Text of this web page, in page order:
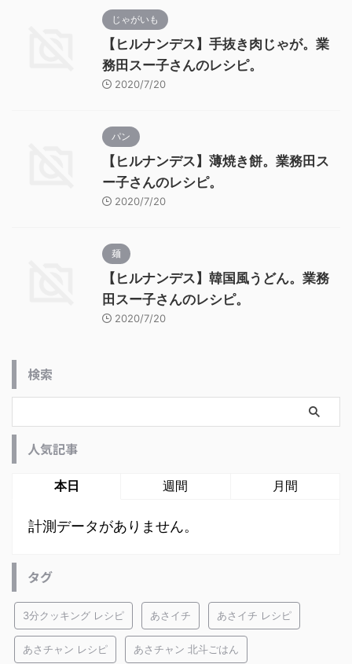
じゃがいも
【ヒルナンデス】手抜き肉じゃが。業
務田スー子さんのレシピ。
2020/7/20
パン
【ヒルナンデス】薄焼き餅。業務田ス
ー子さんのレシピ。
2020/7/20
麺
【ヒルナンデス】韓国風うどん。業務
田スー子さんのレシピ。
2020/7/20
検索
人気記事
本日 週間 月間
計測データがありません。
タグ
3分クッキング レシピ あさイチ あさイチ レシピ
あさチャン レシピ あさチャン 北斗ごはん